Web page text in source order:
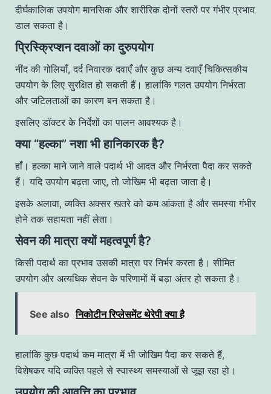
दीर्घकालिक उपयोग मानसिक और शारीरिक दोनों स्तरों पर गंभीर प्रभाव
डाल सकता है।
प्रिस्क्रिप्शन दवाओं का दुरुपयोग
नींद की गोलियाँ, दर्द निवारक दवाएँ और कुछ अन्य दवाएँ चिकित्सकीय
उपयोग के लिए सुरक्षित हो सकती हैं। हालांकि गलत उपयोग निर्भरता
और जटिलताओं का कारण बन सकता है।
इसलिए डॉक्टर के निर्देशों का पालन आवश्यक है।
क्या “हल्का” नशा भी हानिकारक है?
हाँ। हल्का माने जाने वाले पदार्थ भी आदत और निर्भरता पैदा कर सकते
हैं। यदि उपयोग बढ़ता जाए, तो जोखिम भी बढ़ता जाता है।
इसके अलावा, व्यक्ति अक्सर खतरे को कम आंकता है और समस्या गंभीर
होने तक सहायता नहीं लेता।
सेवन की मात्रा क्यों महत्वपूर्ण है?
किसी पदार्थ का प्रभाव उसकी मात्रा पर निर्भर करता है। सीमित
उपयोग और अत्यधिक सेवन के परिणामों में बड़ा अंतर हो सकता है।
See also निकोटीन रिप्लेसमेंट थेरेपी क्या है
हालांकि कुछ पदार्थ कम मात्रा में भी जोखिम पैदा कर सकते हैं,
विशेषकर यदि व्यक्ति पहले से स्वास्थ्य समस्याओं से जूझ रहा हो।